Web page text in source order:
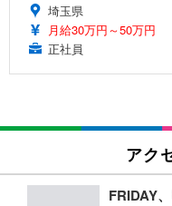
埼玉県
月給30万円～50万円
正社員
アク
FRIDAY